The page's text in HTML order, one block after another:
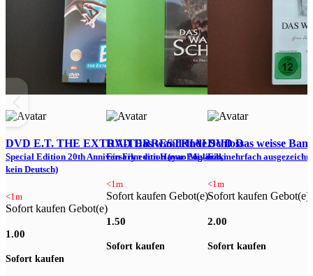
DVD E.T. THE EXTRA-TERRESTRIAL
Special Edition 20th Anniversary edition (nur Englisch,
kein Deutsch)
<1m
Sofort kaufen Gebot(e)
1.00
Sofort kaufen
DVD Das wandelnde Schloss
Ein Film von Hayao Miyazaki
<1m
Sofort kaufen Gebot(e)
1.50
Sofort kaufen
DVD Das weisse
Ein mehrfach
<1m
Sofort kaufen Gebot(e)
2.00
Sofort kaufen